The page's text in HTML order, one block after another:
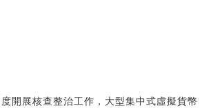
開展核查整治工作，大型集中式虛擬貨幣